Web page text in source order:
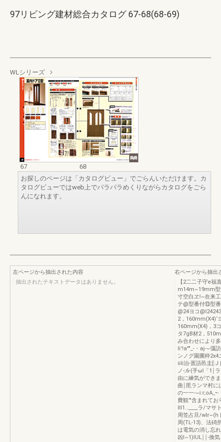
97リビング建材総合カタログ 67-68(68-69)
WLシリーズ
67
68
お探しのページは「カタログビュー」でごらんいただけます。カ
タログビューではweb上でパラパラめくりながらカタログをごら
んになれます。
左ページから抽出された内容
抽出されたテキストデータはありません。
右ページから抽出
【2二二子守e福
m14m~19mm型
寸空白ヱ!~在来
テ@型番付⑬型
@24ヨコ
2，160mm(X4)‘
160mm(X4)，3
タ7gB材2，
み合わせにより
Ii'!a""_-・aj-~彊
ンノグ園圃枠
iiIi泊-置語邑圭[:J
ノ-;6-(手ωl「1￨
由に練気ができ
曲￨毘ランマ村に
の一一-
費観'"含まれてお
III1..____ラ/マ
周笠占旦/wlr~(h
周(TL-13)、法碕
は電気の消し忘
凶l~1)lUL￨￨-換